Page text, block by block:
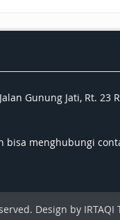
Gunung Jati, Rt. 23
bisa menghubungi
Design by IRTAQI